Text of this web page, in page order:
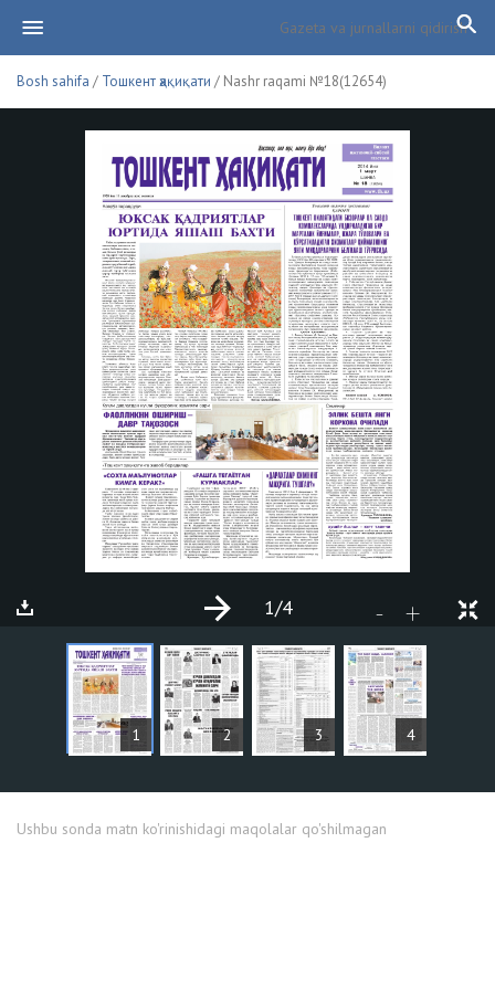
Bosh sahifa / Тошкент ҳақиқати / Nashr raqami №18(12654)
1 2 3 4
- +
1/4
MAQOLALAR
Ushbu sonda matn ko'rinishidagi maqolalar qo'shilmagan